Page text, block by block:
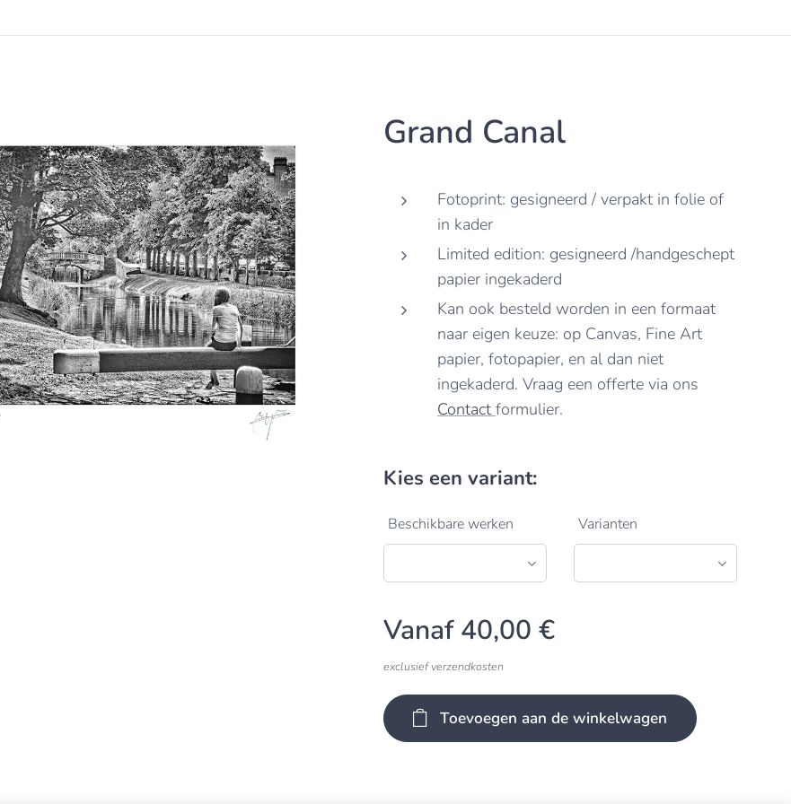
Grand Canal
Fotoprint: gesigneerd / verpakt in folie of
in kader
Limited edition: gesigneerd /handgeschept
papier ingekaderd
Kan ook besteld worden in een formaat
naar eigen keuze: op Canvas, Fine Art
papier, fotopapier, en al dan niet
ingekaderd. Vraag een offerte via ons
Contactformulier.
Kies een variant:
Beschikbare werken Varianten
Vanaf40,00 €
exclusief verzendkosten
Toevoegen aan de winkelwagen